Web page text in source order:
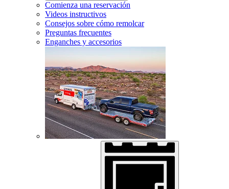
Comienza una reservación
Videos instructivos
Consejos sobre cómo remolcar
Preguntas frecuentes
Enganches y accesorios